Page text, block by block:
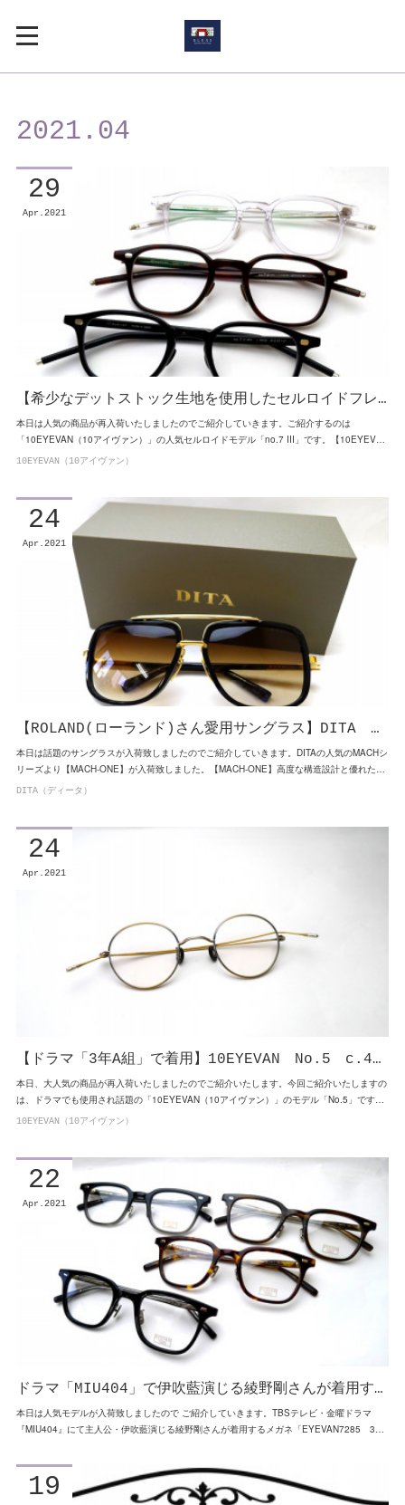
2021 . 04
【希少なデットストック生地を使用したセルロイドフレ…
本日は人気の商品が再入荷いたしましたのでご紹介していきます。ご紹介するのは
「10EYEVAN（10アイヴァン）」の人気セルロイドモデル「no.7 Ⅲ」です。【10EYEV…
29
Apr 2021
10EYEVAN（10アイヴァン）
【ROLAND(ローランド)さん愛用サングラス】DITA …
本日は話題のサングラスが入荷致しましたのでご紹介していきます。DITAの人気のMACHシ
リーズより【MACH-ONE】が入荷致しました。【MACH-ONE】高度な構造設計と優れた…
24
Apr 2021
DITA（ディータ）
【ドラマ「3年A組」で着用】10EYEVAN No.5 c.4…
本日、大人気の商品が再入荷いたしましたのでご紹介いたします。今回ご紹介いたしますの
は、ドラマでも使用され話題の「10EYEVAN（10アイヴァン）」のモデル「No.5」です…
24
Apr 2021
10EYEVAN（10アイヴァン）
ドラマ「MIU404」で伊吹藍演じる綾野剛さんが着用す…
本日は人気モデルが入荷致しましたので ご紹介していきます。TBSテレビ・金曜ドラマ
『MIU404』にて主人公・伊吹藍演じる綾野剛さんが着用するメガネ「EYEVAN7285 3…
22
Apr 2021
19